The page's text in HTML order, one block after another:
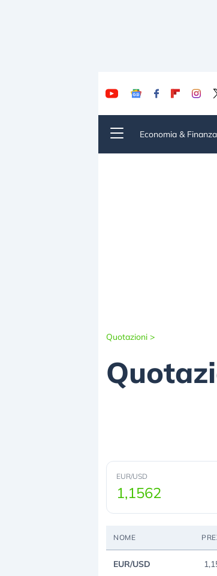
Economia & Finanza
Quotazioni >
EUR/USD
1,1562
NOME
EUR/USD